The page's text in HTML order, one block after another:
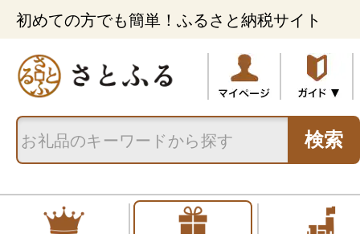
初めての方でも簡単！ふるさと納税サイト
検索